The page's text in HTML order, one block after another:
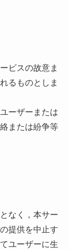
ビスの故意ま
るものとしま
ーザーまたは
または紛争等
なく，本サー
提供を中止す
ユーザーに生